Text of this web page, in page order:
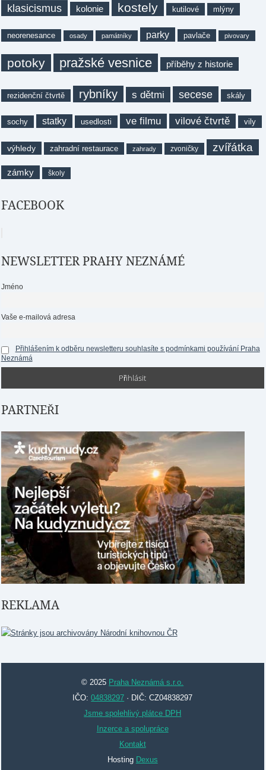
klasicismus kolonie kostely kutilové mlýny
neorenesance osady památníky parky pavlače pivovary
potoky pražské vesnice příběhy z historie
rezidenční čtvrtě rybníky s dětmi secese skály
sochy statky usedlosti ve filmu vilové čtvrtě vily
výhledy zahradní restaurace zahrady zvoničky zvířátka
zámky školy
FACEBOOK
NEWSLETTER PRAHY NEZNÁMÉ
Jméno
Vaše e-mailová adresa
Přihlášením k odběru newsletteru souhlasíte s podmínkami používání Praha
Neznámá
PARTNEŘI
REKLAMA
© 2025 Praha Neznámá s.r.o.
IČO:04838297 · DIČ: CZ04838297
Jsme spolehlivý plátce DPH
Inzerce a spolupráce
Kontakt
Hosting Dexus